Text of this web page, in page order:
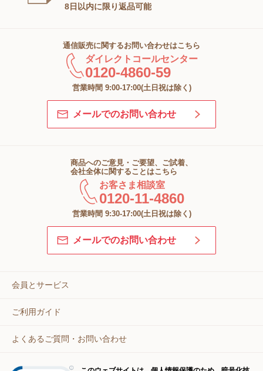
8日以内に限り返品可能
通信販売に関するお問い合わせはこちら
ダイレクトコールセンター
0120-4860-59
営業時間 9:00-17:00(土日祝は除く)
メールでのお問い合わせ
商品へのご意見・ご要望、ご試着、
会社全体に関することはこちら
お客さま相談室
0120-11-4860
営業時間 9:30-17:00(土日祝は除く)
メールでのお問い合わせ
会員とサービス
ご利用ガイド
よくあるご質問・お問い合わせ